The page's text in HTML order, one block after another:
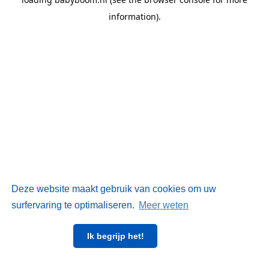
Deze website maakt gebruik van cookies om uw
surfervaring te optimaliseren. Meer weten
Ik begrijp het!
information).